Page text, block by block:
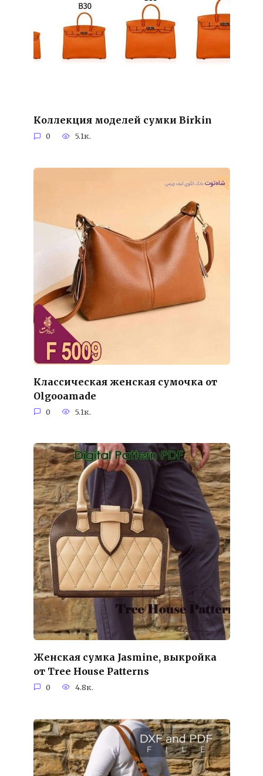
Коллекция моделей сумки Birkin
0 5.1к.
Классическая женская сумочка от
Olgooamade
0 5.1к.
Женская сумка Jasmine, выкройка
от Tree House Patterns
0 4.8к.